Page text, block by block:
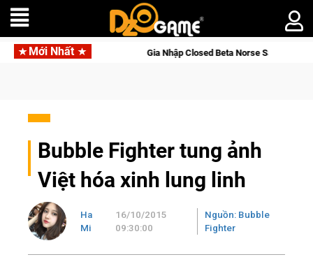
Mới Nhất
Nhập Closed Beta Norse Saga: Cửu Giới Thức Tỉnh, Săn DJI Osmo Pocket 3
Bubble Fighter tung ảnh
Việt hóa xinh lung linh
Ha
Mi
16/10/2015
09:30:00
Nguồn: Bubble
Fighter